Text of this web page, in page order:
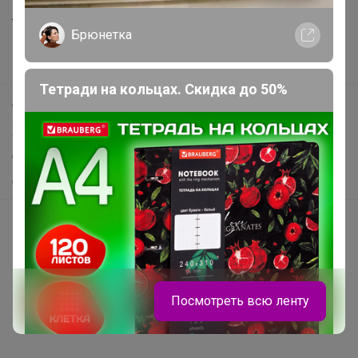
Анонсы
Новости
Поддержка альпак
Самое выгодное
Хиты продаж
Самое желанное
Самое быстрое
Начать зарабатывать с 24-ok
Picabox.ru - Лучшее место для ваших изображений
Розыгрыш - Генератор случайных чисел
Пульс нашего маркетплейса
Укорачиватель ссылок
Брюнетка
Тетради на кольцах. Скидка до 50%
Посмотреть всю ленту